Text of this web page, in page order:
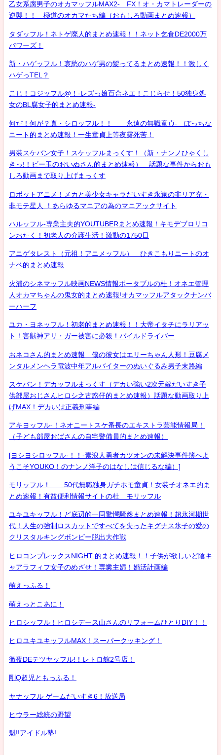
乙女系腐男子のオカマッフルMAX2- FX！オ・カマトレーダーの
逆襲！！ 極道のオカマたち編（おもしろ動画まとめ速報）
タダッフル！ネトゲ廃人的まとめ速報！！ネット乞食DE2000万
パワーズ！
新・ハゲッフル！哀愁のハゲ男の髪ってるまとめ速報！！激しく
ハゲっTEL？
こじ！コジッフル@！-レズっ娘百合ネエ！こじらせ！50独身処
女のBL腐女子的まとめ速報-
何だ！何が？真・シロッフル！！ 永遠の無職童貞- ぼっちな
ニート的まとめ速報！一生童貞上等夜露死苦！
男装スケバン女子！スケッフルまっくす！（新・ナンノひゃくし
きっ!！ビー玉のおいぬさん的まとめ速報） 話題な事件からおも
しろ動画まで取り上げまっくす
ロボットアニメ！メカと美少女キャラだいすき永遠の非リア充・
非モテ星人 ！あらゆるマニアの為のマニアックサイト
ハルッフル-専業主夫的YOUTUBERまとめ速報！キモデブロリコ
ンおたく！初老人の介護生活！激動の1750日
アニゲタレスト（元祖！アニメッフル） ひきこもりニートのオ
ナベ的まとめ速報
火浦のシネマッフル映画NEWS情報ポータブルの杜！オネエ管理
人オカマちゃんの鬼女的まとめ速報!オカマッフルアタックナンバ
ーハーフ
ユカ・ヨネッフル！初老的まとめ速報！！大帝イタチにラリアッ
ト！害獣神アリ・ガー被害に必殺！パイルドライバー
おネコさん的まとめ速報 僕の彼女はエリーちゃん人形！豆腐メ
ンタルメンヘラ電波中年アルバイターのぬいぐるみ男子末路編
スケバン！デカッフルまっくす（デカい強い2次元嫁だいすき子
供部屋おじさんヒロシ之古惑仔的まとめ速報）話題な動画取り上
げMAX！デカいは正義刑事編
アキヨッフル-！ネオニートスケ番長のエキストラ芸能情報局！
（子ども部屋おばさんの自宅警備員的まとめ速報）
[ヨシヨシロッフル-！！-素浪人勇者カツオンの未解決事件簿へよ
うこそYOUKO！のナンノ洋子のはなしは信じるな編）]
モリッフル！ 50代無職独身ガチホモ童貞！女装子オネエ的ま
とめ速報！有益便利情報サイトの杜 モリッフル
ユキユキッフル！ど底辺的一同驚愕騒然まとめ速報！超氷河期世
代！人生の強制ロスカットですべてを失ったキグナス氷子の愛の
クリスタルキングボンビー脱出大作戦
ヒロコンプレックスNIGHT 的まとめ速報！！子供が欲しいど陰キ
ャアラフィフ女子のめざせ！専業主婦！婚活計画編
萌えっふる！
萌えっとこあに！
ヒロシッフル！ヒロシデース山さんのリフォームひとりDIY！！
ヒロユキユキッフルMAX！スーパークッキング！
徹夜DEテツヤッフル!！レトロ館2号店！
剛Q超児ともっふる！
ヤナッフル ゲームだいすき6！放送局
ヒウラー総統の野望
魁!!アイドル塾!